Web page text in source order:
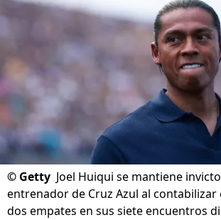
© Getty Joel Huiqui se mantiene
entrenador de Cruz Azul al contabilizar
dos empates en sus siete encuentros